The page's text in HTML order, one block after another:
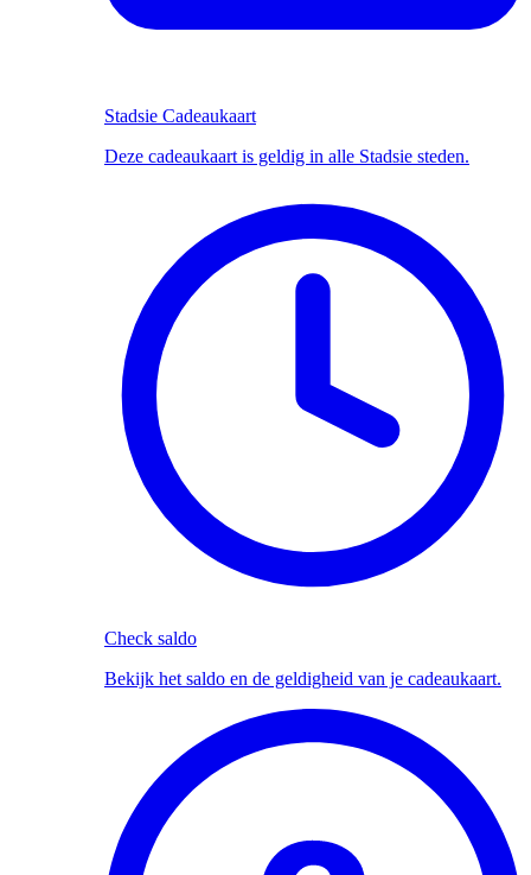
Stadsie Cadeaukaart
Deze cadeaukaart is geldig in alle Stadsie steden.
Check saldo
Bekijk het saldo en de geldigheid van je cadeaukaart.